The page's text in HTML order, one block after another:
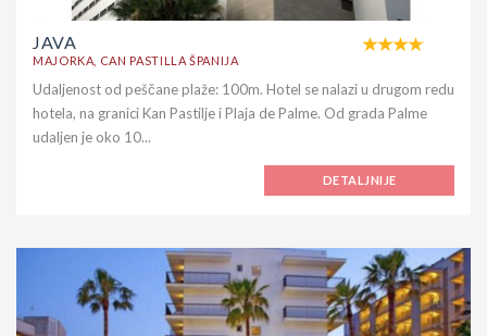
JAVA
MAJORKA, CAN PASTILLA ŠPANIJA
Udaljenost od peščane plaže: 100m. Hotel se nalazi u drugom redu
hotela, na granici Kan Pastilje i Plaja de Palme. Od grada Palme
udaljen je oko 10...
DETALJNIJE